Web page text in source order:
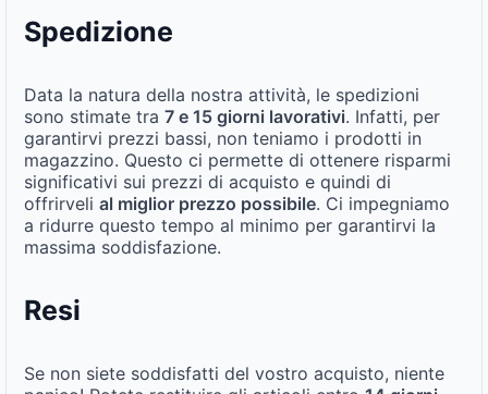
Spedizione
Data la natura della nostra attività, le spedizioni
sono stimate tra 7 e 15 giorni lavorativi. Infatti, per
garantirvi prezzi bassi, non teniamo i prodotti in
magazzino. Questo ci permette di ottenere risparmi
significativi sui prezzi di acquisto e quindi di
offrirveli al miglior prezzo possibile. Ci impegniamo
a ridurre questo tempo al minimo per garantirvi la
massima soddisfazione.
Resi
Se non siete soddisfatti del vostro acquisto, niente